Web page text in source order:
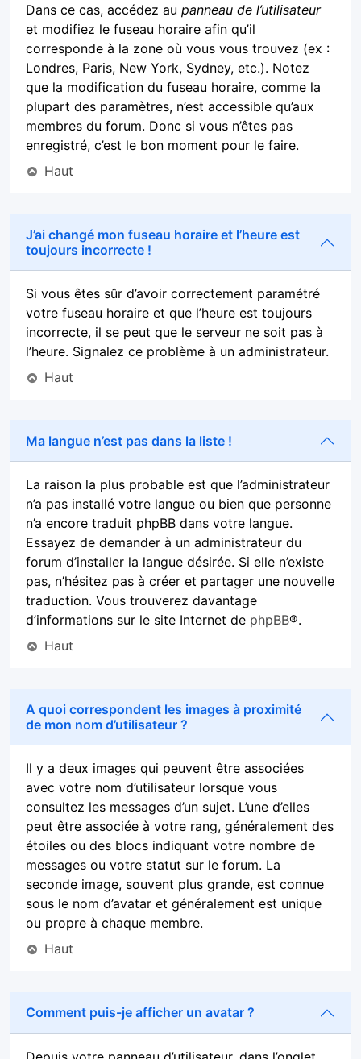
Dans ce cas, accédez au panneau de l’utilisateur
et modifiez le fuseau horaire afin qu’il
corresponde à la zone où vous vous trouvez (ex :
Londres, Paris, New York, Sydney, etc.). Notez
que la modification du fuseau horaire, comme la
plupart des paramètres, n’est accessible qu’aux
membres du forum. Donc si vous n’êtes pas
enregistré, c’est le bon moment pour le faire.
Haut
J’ai changé mon fuseau horaire et l’heure est
toujours incorrecte !
Si vous êtes sûr d’avoir correctement paramétré
votre fuseau horaire et que l’heure est toujours
incorrecte, il se peut que le serveur ne soit pas à
l’heure. Signalez ce problème à un administrateur.
Haut
Ma langue n’est pas dans la liste !
La raison la plus probable est que l’administrateur
n’a pas installé votre langue ou bien que personne
n’a encore traduit phpBB dans votre langue.
Essayez de demander à un administrateur du
forum d’installer la langue désirée. Si elle n’existe
pas, n’hésitez pas à créer et partager une nouvelle
traduction. Vous trouverez davantage
d’informations sur le site Internet de phpBB®.
Haut
A quoi correspondent les images à proximité
de mon nom d’utilisateur ?
Il y a deux images qui peuvent être associées
avec votre nom d’utilisateur lorsque vous
consultez les messages d’un sujet. L’une d’elles
peut être associée à votre rang, généralement des
étoiles ou des blocs indiquant votre nombre de
messages ou votre statut sur le forum. La
seconde image, souvent plus grande, est connue
sous le nom d’avatar et généralement est unique
ou propre à chaque membre.
Haut
Comment puis-je afficher un avatar ?